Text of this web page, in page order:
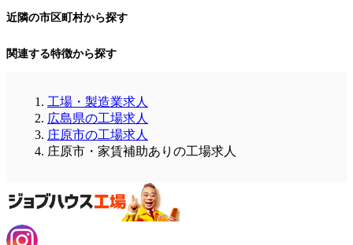
近隣の市区町村から探す
関連する特徴から探す
工場・製造業求人
広島県の工場求人
庄原市の工場求人
庄原市・家賃補助ありの工場求人